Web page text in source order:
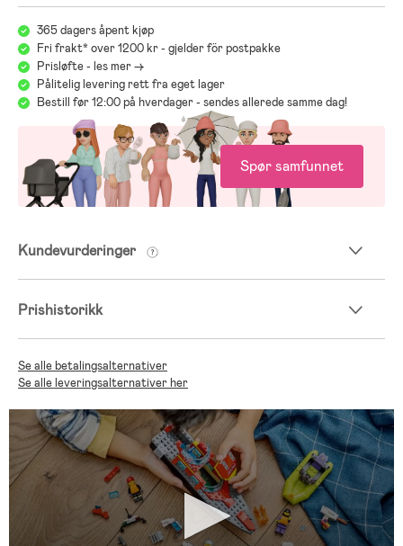
redningsbåt
– Settet inkluderer trykte instruksjoner og den interaktive appen
LEGO Builder
– Barn utvikler viktige ferdigheter og får styrket selvtillit gjennom
bygging og lek
– Alle LEGO City byggesett oppfyller de strengeste
kvalitetsstandarder
- LEGO City lekesett er grundig sikkerhetstestet
- Ikke egnet for barn under 3 år pga. smådeler.
365 dagers åpent kjøp
Fri frakt* over 1200 kr - gjelder för postpakke
Prisløfte - les mer ->
Pålitelig levering rett fra eget lager
Bestill før 12:00 på hverdager - sendes allerede samme dag!
Spør samfunnet
Kundevurderinger
Prishistorikk
Se alle betalingsalternativer
Se alle leveringsalternativer her